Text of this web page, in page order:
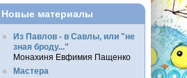
Новые материалы
Из Павлов - в Савлы, или "не
зная броду..."
Монахиня Евфимия Пащенко
Мастера